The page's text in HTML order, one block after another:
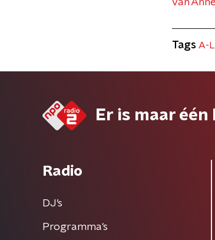
van
Tags A-
Er is maar één
Radio
DJ’s
Programma's